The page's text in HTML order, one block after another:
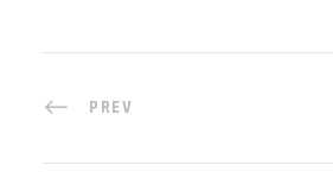
PREV